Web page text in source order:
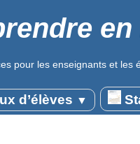
pour les enseignants et les
d’élèves ▼